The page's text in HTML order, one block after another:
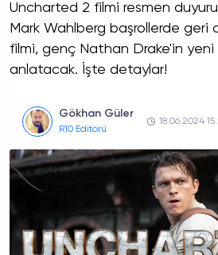
Uncharted 2 filmi resmen
Mark Wahlberg başrollerde geri
filmi, genç Nathan Drake'in yeni
anlatacak. İşte detaylar!
Gökhan Güler
R10 Editörü
18.06.2024